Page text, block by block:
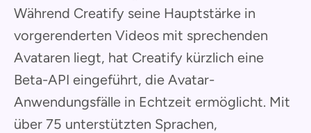
Während Creatify seine Hauptstärke in
vorgerenderten Videos mit sprechenden
Avataren liegt, hat Creatify kürzlich eine
Beta-API eingeführt, die Avatar-
Anwendungsfälle in Echtzeit ermöglicht. Mit
über 75 unterstützten Sprachen,